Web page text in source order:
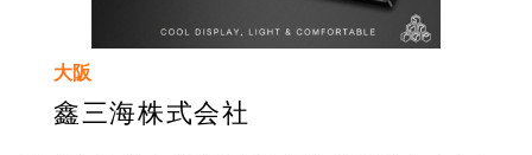
大阪
鑫三海株式会社